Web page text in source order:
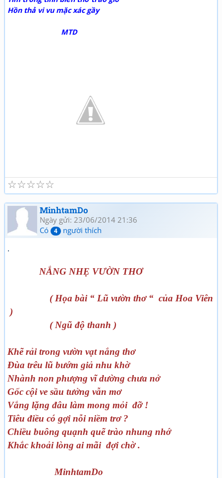
Hồn thả vi vu mặc xác gầy
MTD
☆
☆
☆
☆
☆
MinhtamDo
Ngày gửi: 23/06/2014 21:36
Có
4 người thích
.
NẮNG NHẸ VƯỜN THƠ
( Họa bài “ Lũ vườn thơ “ của Hoa Viên
)
( Ngũ độ thanh )
Khẽ rải trong vườn vạt nắng thơ
Đùa trêu lũ bướm giả nhu khờ
Nhành non phượng vĩ dường chưa nở
Gốc cội ve sầu tưởng vẫn mơ
Vắng lặng đâu làm mong mỏi đỡ !
Tiêu điều có gợi nỗi niềm trơ ?
Chiều buông quạnh quẽ trào nhung nhớ
Khắc khoải lòng ai mãi đợi chờ .
MinhtamDo